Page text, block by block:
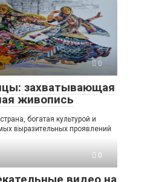
0
захватывающая
живопись
богатая культурой и
выразительных проявлений
0